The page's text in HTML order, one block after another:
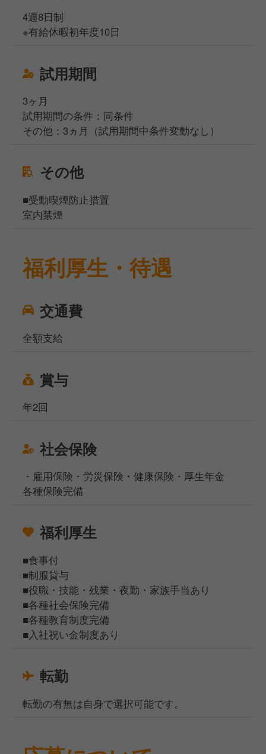
4週8日制
※有給休暇初年度10日
試用期間
3ヶ月
試用期間の条件：同条件
その他：3ヵ月（試用期間中条件変動なし）
その他
■受動喫煙防止措置
室内禁煙
福利厚生・待遇
交通費
全額支給
賞与
年2回
社会保険
・雇用保険・労災保険・健康保険・厚生年金
各種保険完備
福利厚生
■食事付
■制服貸与
■役職・技能・残業・夜勤・家族手当あり
■各種社会保険完備
■各種教育制度完備
■入社祝い金制度あり
転勤
転勤の有無は自身で選択可能です。